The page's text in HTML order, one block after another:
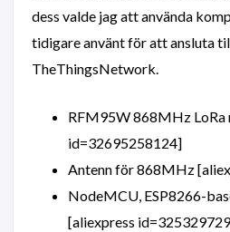
dess valde jag att använda
tidigare använt för att ansluta
TheThingsNetwork.
RFM95W 868MHz LoRa
id=32695258124]
Antenn för 868MHz
NodeMCU, ESP8266-
[aliexpress